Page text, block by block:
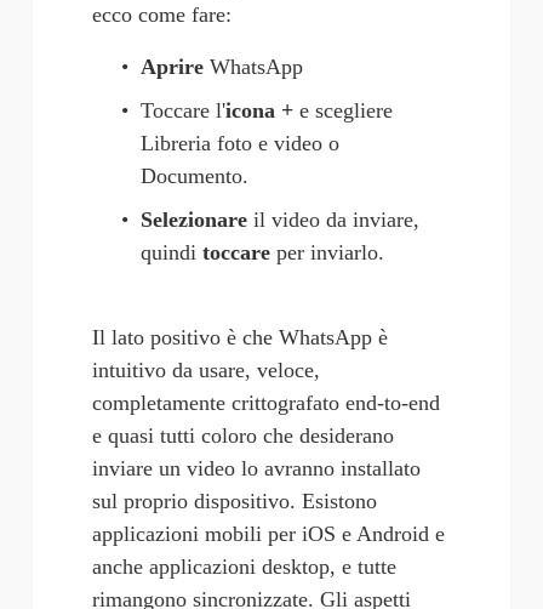
ecco come fare:
Aprire WhatsApp
Toccare l'icona + e scegliere
Libreria foto e video o
Documento.
Selezionare il video da inviare,
quindi toccare per inviarlo.
Il lato positivo è che WhatsApp è
intuitivo da usare, veloce,
completamente crittografato end-to-end
e quasi tutti coloro che desiderano
inviare un video lo avranno installato
sul proprio dispositivo. Esistono
applicazioni mobili per iOS e Android e
anche applicazioni desktop, e tutte
rimangono sincronizzate. Gli aspetti